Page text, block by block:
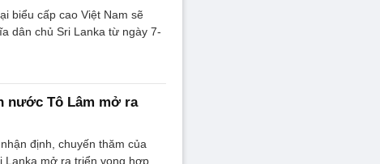
biểu cấp cao Việt Nam sẽ
dân chủ Sri Lanka từ ngày 7-
nước Tô Lâm mở ra
định, chuyến thăm của
Lanka mở ra triển vọng hợp